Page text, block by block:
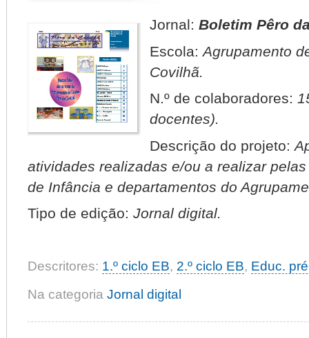
Jornal:Boletim Pêro
Escola:Agrupamento
Covilhã.
N.º de colaboradores:
docentes).
Descrição do projeto:
atividades realizadas e/ou a realizar
de Infância e departamentos do
Tipo de edição: Jornal digital.
Descritores: 1.º ciclo EB, 2.º ciclo EB, Educ.
Na categoria Jornal digital